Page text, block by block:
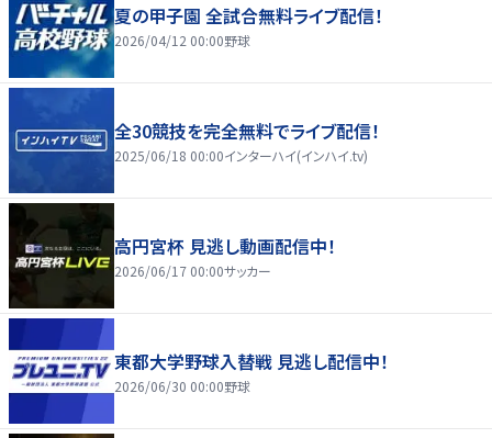
夏の甲子園 全試合無料ライブ配信！
2026/04/12 00:00野球
全30競技を完全無料でライブ配信！
2025/06/18 00:00インターハイ(インハイ.tv)
高円宮杯 見逃し動画配信中！
2026/06/17 00:00サッカー
東都大学野球入替戦 見逃し配信中！
2026/06/30 00:00野球